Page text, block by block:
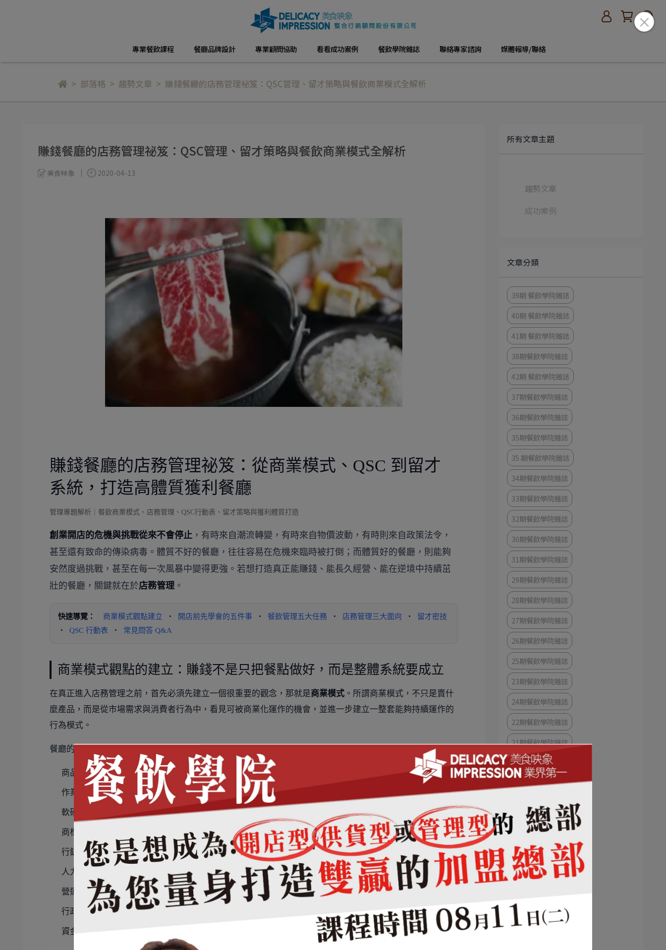
專業餐飲課程 餐廳品牌設計 專業顧問協助 看看成功案例 餐飲學院雜誌 聯絡專家諮詢 媒體報導/聯絡
部落格 趨勢文章 賺錢餐廳的店務管理祕笈：QSC管理、留才策略與餐飲商業模式全解析
賺錢餐廳的店務管理祕笈：QSC管理、留才策略與餐飲商業模式全解析
美食映象 2020-04-13
賺錢餐廳的店務管理祕笈：從商業模式、QSC 到留才
系統，打造高體質獲利餐廳
管理專題解析｜餐飲商業模式、店務管理、QSC行動表、留才策略與獲利體質打造
創業開店的危機與挑戰從來不會停止 ，有時來自潮流轉變，有時來自物價波動，有時則來自政策法令，
甚至還有致命的傳染病毒。體質不好的餐廳，往往容易在危機來臨時被打倒；而體質好的餐廳，則能夠
安然度過挑戰，甚至在每一次風暴中變得更強。若想打造真正能賺錢、能長久經營、能在逆境中持續茁
壯的餐廳，關鍵就在於店務管理 。
快速導覽： 商業模式觀點建立 ・ 開店前先學會的五件事 ・ 餐飲管理五大任務 ・ 店務管理三大面向 ・
留才密技
・
QSC 行動表 ・ 常見問答 Q&A
商業模式觀點的建立：賺錢不是只把餐點做好，而是整體系統要成立
在真正進入店務管理之前，首先必須先建立一個很重要的觀念，那就是商業模式 。所謂商業模式，不只是賣什
麼產品，而是從市場需求與消費者行為中，看見可被商業化運作的機會，並進一步建立一整套能夠持續運作的
行為模式。
餐廳的商業模式，通常包含以下九種面向：
商品服務
作業流程
軟硬體設備
商標與專利
行銷推廣
人力資源
營運管理
行政法令與稅務
資金到位
所有文章主題
趨勢文章
成功案例
文章分類
39期 餐飲學院雜誌
40期 餐飲學院雜誌
41期 餐飲學院雜誌
38期餐飲學院雜誌
42期 餐飲學院雜誌
37期餐飲學院雜誌
36期餐飲學院雜誌
35期餐飲學院雜誌
35 期餐飲學院雜誌
34期餐飲學院雜誌
33期餐飲學院雜誌
32期餐飲學院雜誌
30期餐飲學院雜誌
31期餐飲學院雜誌
29期餐飲學院雜誌
28期餐飲學院雜誌
27期餐飲學院雜誌
26期餐飲學院雜誌
25期餐飲學院雜誌
23期餐飲學院雜誌
24期餐飲學院雜誌
22期餐飲學院雜誌
21期餐飲學院雜誌
20期餐飲學院雜誌
19期餐飲學院雜誌
18 期餐飲學院雜誌
17期餐飲學院雜誌
16期餐飲學院雜誌
15期餐飲學院雜誌
14期餐飲學院雜誌
13期餐飲學院雜誌
12期餐飲學院雜誌